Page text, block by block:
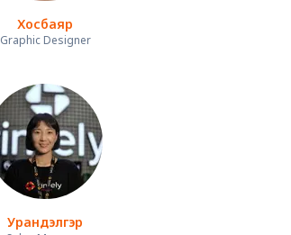
Хосбаяр
Graphic Designer
Урандэлгэр